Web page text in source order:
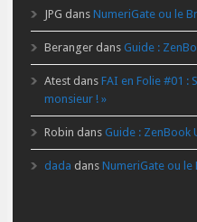
JPG dans NumeriGate ou le
Beranger dans Guide :
Atest dans FAI en Folie #01 :
monsieur ! »
Robin dans Guide : ZenBook
dada dans NumeriGate ou